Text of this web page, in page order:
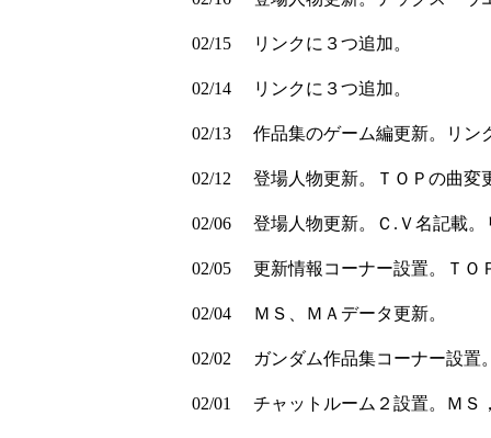
02/15 リンクに３つ追加。
02/14 リンクに３つ追加。
02/13 作品集のゲーム編更新。リン
02/12 登場人物更新。ＴＯＰの曲変
02/06 登場人物更新。Ｃ.Ｖ名記載
02/05 更新情報コーナー設置。ＴＯ
02/04 ＭＳ、ＭＡデータ更新。
02/02 ガンダム作品集コーナー設置
02/01 チャットルーム２設置。ＭＳ